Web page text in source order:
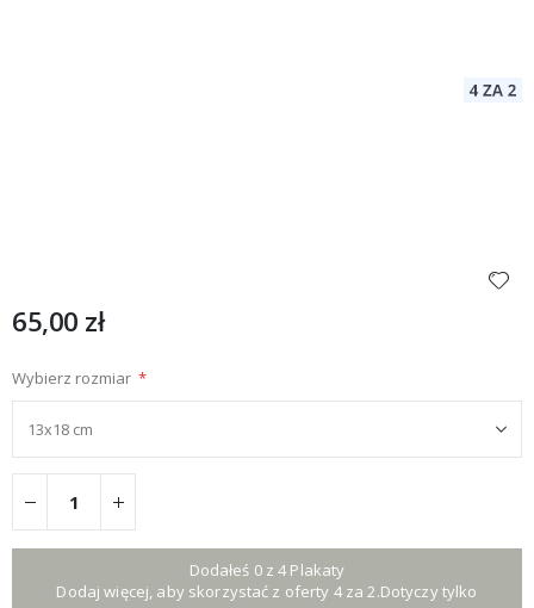
65,00 zł
Wybierz rozmiar
Dodałeś 0 z 4 Plakaty
Dodaj więcej, aby skorzystać z oferty 4 za 2.Dotyczy tylko